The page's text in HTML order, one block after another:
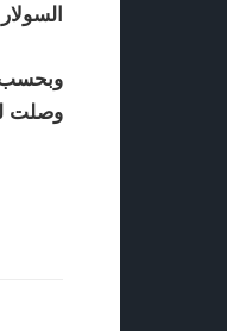
وصلت لنحو 7.3 مليار دولار وبطاقة إنتاجية